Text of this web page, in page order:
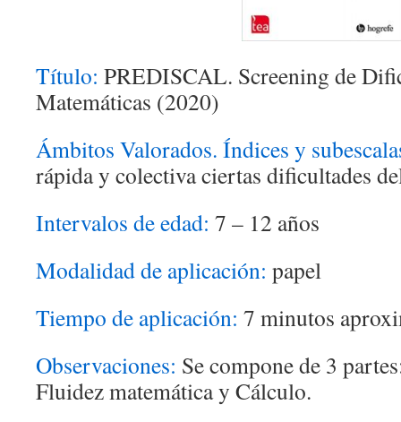
Título: PREDISCAL. Screening de
Matemáticas (2020)
Ámbitos Valorados. Índices y
rápida y colectiva ciertas dificultades
Intervalos de edad: 7 – 12 años
Modalidad de aplicación: papel
Tiempo de aplicación: 7 minutos
Observaciones: Se compone de 3
Fluidez matemática y Cálculo.